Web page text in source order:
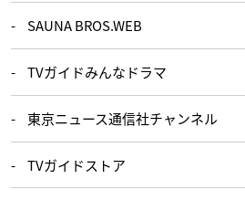
SAUNA BROS.WEB
TVガイドみんなドラマ
東京ニュース通信社チャンネル
TVガイドストア